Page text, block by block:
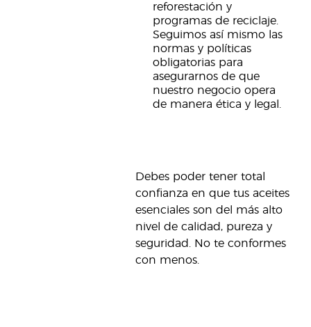
reforestación y
programas de reciclaje.
Seguimos así mismo las
normas y políticas
obligatorias para
asegurarnos de que
nuestro negocio opera
de manera ética y legal.
Debes poder tener total
confianza en que tus aceites
esenciales son del más alto
nivel de calidad, pureza y
seguridad. No te conformes
con menos.